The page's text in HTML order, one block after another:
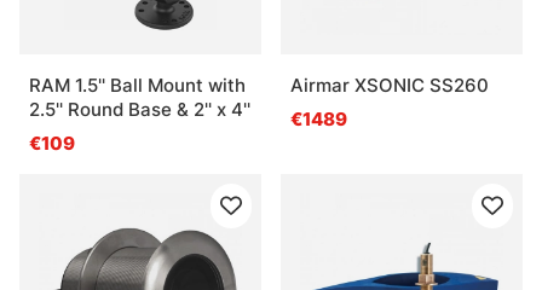
RAM 1.5'' Ball Mount with
2.5'' Round Base & 2'' x 4''
€109
Airmar XSONIC SS260
€1489